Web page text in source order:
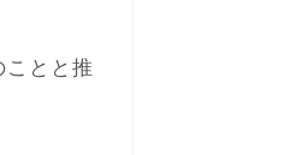
ことと推